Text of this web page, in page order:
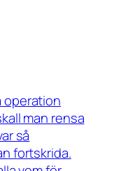
operation
man rensa
så
fortskrida.